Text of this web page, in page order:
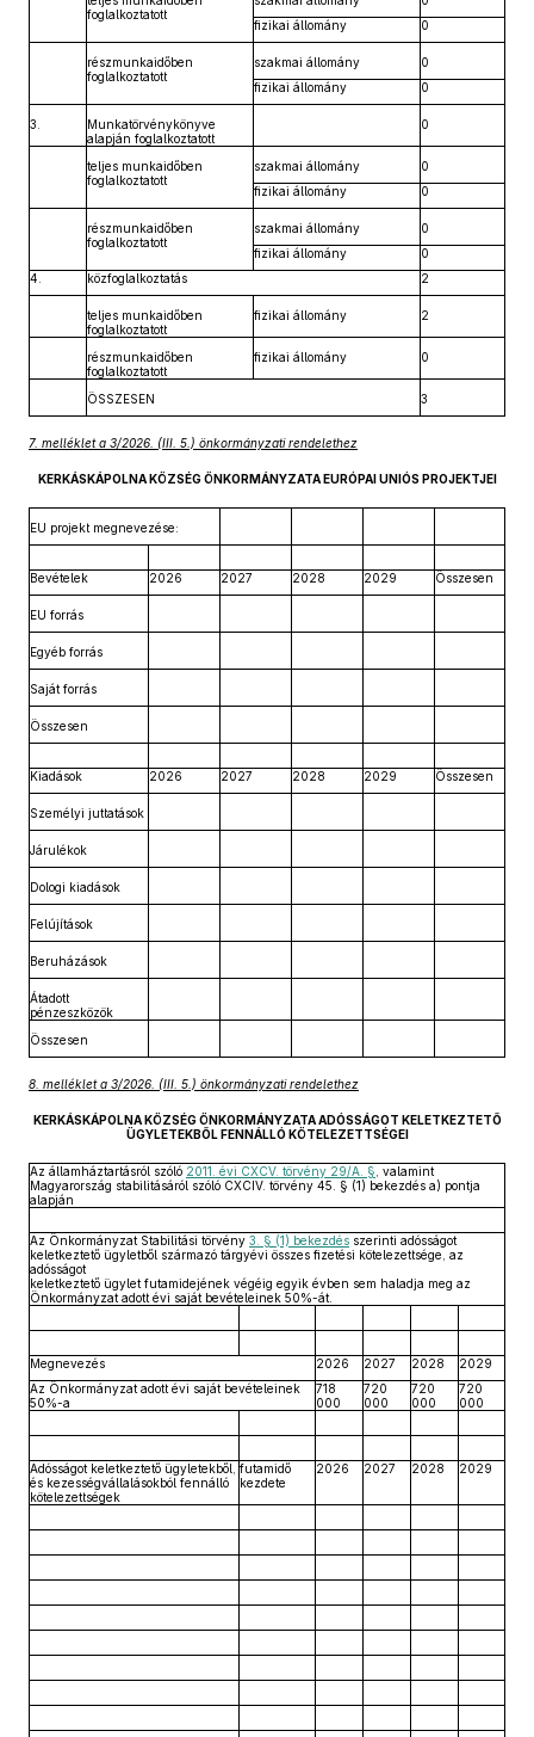
foglalkoztatott
fizikai állomány
0
részmunkaidőben
foglalkoztatott
szakmai állomány
0
fizikai állomány
0
3.
Munkatörvénykönyve
alapján foglalkoztatott
0
teljes munkaidőben
foglalkoztatott
szakmai állomány
0
fizikai állomány
0
részmunkaidőben
foglalkoztatott
szakmai állomány
0
fizikai állomány
0
4.
közfoglalkoztatás 2
teljes munkaidőben
foglalkoztatott
fizikai állomány 2
részmunkaidőben
foglalkoztatott
fizikai állomány 0
ÖSSZESEN 3
7. melléklet a 3/2026. (III. 5.) önkormányzati rendelethez
KERKÁSKÁPOLNA KÖZSÉG ÖNKORMÁNYZATA EURÓPAI UNIÓS PROJEKTJEI
EU projekt megnevezése:
Bevételek 2026 2027 2028 2029 Összesen
EU forrás
Egyéb forrás
Saját forrás
Összesen
Kiadások 2026 2027 2028 2029 Összesen
Személyi juttatások
Járulékok
Dologi kiadások
Felújítások
Beruházások
Átadott
pénzeszközök
Összesen
8. melléklet a 3/2026. (III. 5.) önkormányzati rendelethez
KERKÁSKÁPOLNA KÖZSÉG ÖNKORMÁNYZATA ADÓSSÁGOT KELETKEZTETŐ
ÜGYLETEKBŐL FENNÁLLÓ KÖTELEZETTSÉGEI
Az államháztartásról szóló 2011. évi CXCV. törvény 29/A. § , valamint
Magyarország stabilitásáról szóló CXCIV. törvény 45. § (1) bekezdés a) pontja
alapján
Az Önkormányzat Stabilitási törvény 3. § (1) bekezdés szerinti adósságot
keletkeztető ügyletből származó tárgyévi összes fizetési kötelezettsége, az
adósságot
keletkeztető ügylet futamidejének végéig egyik évben sem haladja meg az
Önkormányzat adott évi saját bevételeinek 50%-át.
Megnevezés 2026 2027 2028
2029
Az Önkormányzat adott évi saját bevételeinek
50%-a
718
000
720
000
720
000
720
000
Adósságot keletkeztető ügyletekből,
és kezességvállalásokból fennálló
kötelezettségek
futamidő
kezdete
2026 2027 2028 2029